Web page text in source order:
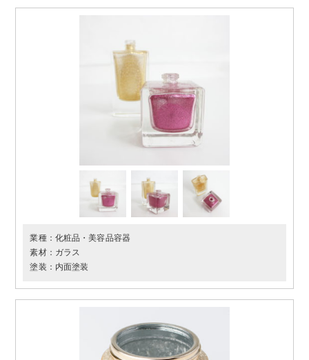
業種： 化粧品・美容品容器
素材： ガラス
塗装： 内面塗装